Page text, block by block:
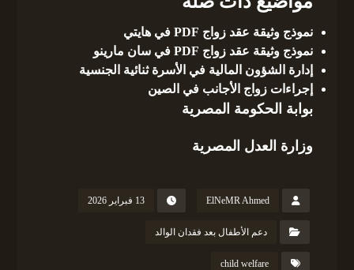
نموذج وثيقة عقد زواج PDF في هايتي
نموذج وثيقة عقد زواج PDF في سان مارينو
إدارة الشؤون المالية في الأسرة ثنائية الجنسية
إجراءات زواج الأجانب في الصين
بوابة الحكومة المصرية
وزارة العدل المصرية
ElNeMR Ahmed 13 فبراير 2026
دعم الأطفال بعد فقدان الوالد
child welfare